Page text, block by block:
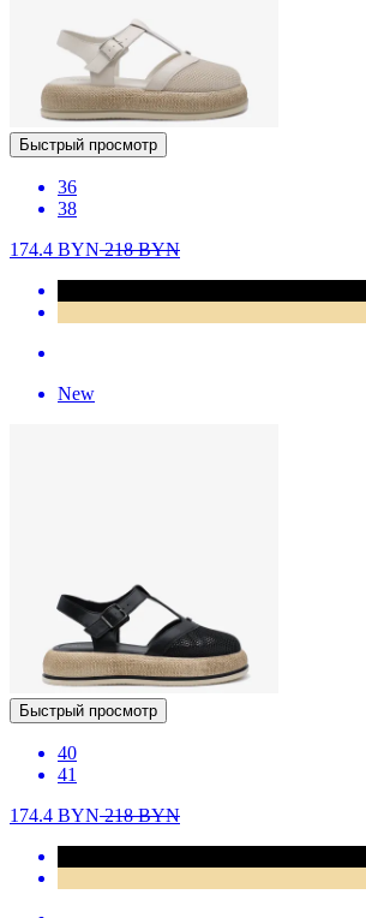
Быстрый просмотр
36
38
174.4 BYN218BYN
New
Быстрый просмотр
40
41
174.4 BYN218BYN